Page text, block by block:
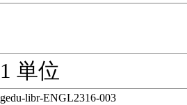
1 単位
gedu-libr-ENGL2316-003